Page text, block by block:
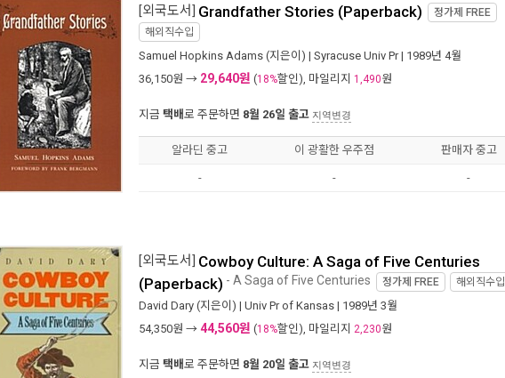
[외국도서] Grandfather Stories (Paperback) 정가제 FREE
해외직수입
Samuel Hopkins Adams (지은이) | Syracuse Univ Pr| 1989년 4월
36,150원 → 29,640원 (18%할인), 마일리지 1,490원
지금 택배로 주문하면 8월 26일 출고 지역변경
알라딘 중고 이 광활한 우주점 판매자 중고
- - -
[외국도서] Cowboy Culture: A Saga of Five Centuries
(Paperback) - A Saga of Five Centuries 정가제 FREE 해외직수입
David Dary (지은이) | Univ Pr of Kansas | 1989년 3월
54,350원 → 44,560원 (18%할인), 마일리지 2,230원
지금 택배로 주문하면 8월 20일 출고 지역변경